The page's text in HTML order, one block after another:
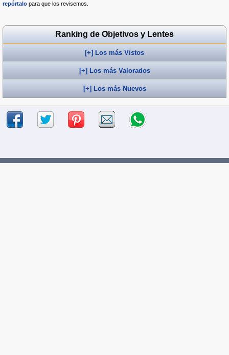
repórtalo para que los revisemos.
Ranking de Objetivos y Lentes
[+] Los más Vistos
[+] Los más Valorados
[+] Los más Nuevos